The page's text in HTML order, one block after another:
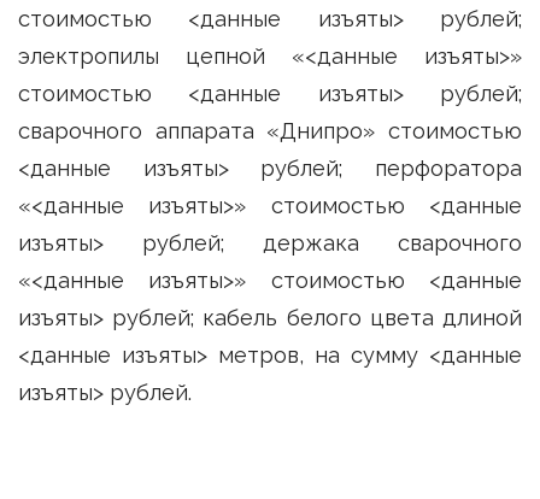
стоимостью <данные изъяты> рублей;
электропилы цепной «<данные изъяты>»
стоимостью <данные изъяты> рублей;
сварочного аппарата «Днипро» стоимостью
<данные изъяты> рублей; перфоратора
«<данные изъяты>» стоимостью <данные
изъяты> рублей; держака сварочного
«<данные изъяты>» стоимостью <данные
изъяты> рублей; кабель белого цвета длиной
<данные изъяты> метров, на сумму <данные
изъяты> рублей.